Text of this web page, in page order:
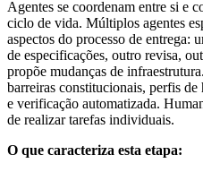
Agentes se coordenam entre si e
ciclo de vida. Múltiplos agentes
aspectos do processo de entrega:
de especificações, outro revisa,
propõe mudanças de
barreiras constitucionais, perfis
e verificação automatizada.
de realizar tarefas individuais.
O que caracteriza esta etapa: